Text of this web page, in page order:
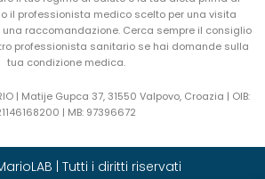
il professionista medico scelto per una visita
raccomandazione. Cerca sempre il consiglio
professionista sanitario se hai domande sulla
tua condizione medica.
| Matije Gupca 37, 31550 Valpovo, Croazia | OIB:
| MB: 97396672
| Tutti i diritti riservati